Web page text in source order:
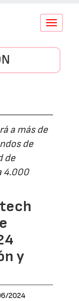
Conmutar
a más de
de
de
4.000
y
2024